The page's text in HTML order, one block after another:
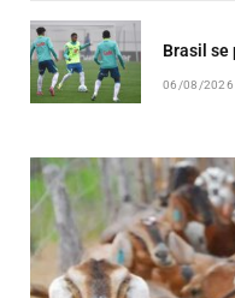
Brasil se
06/08/2026